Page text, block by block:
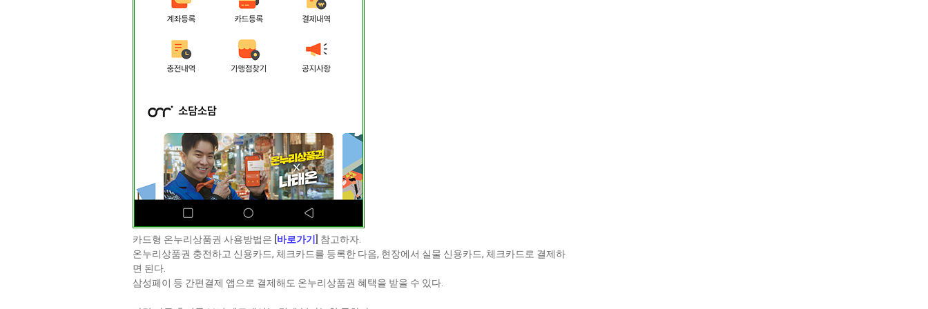
카드형 온누리상품권 사용방법은 [바로가기] 참고하자.
온누리상품권 충전하고 신용카드, 체크카드를 등록한 다음, 현장에서 실물 신용카드, 체크카드로 결제하
면 된다.
삼성페이 등 간편결제 앱으로 결제해도 온누리상품권 혜택을 받을 수 있다.